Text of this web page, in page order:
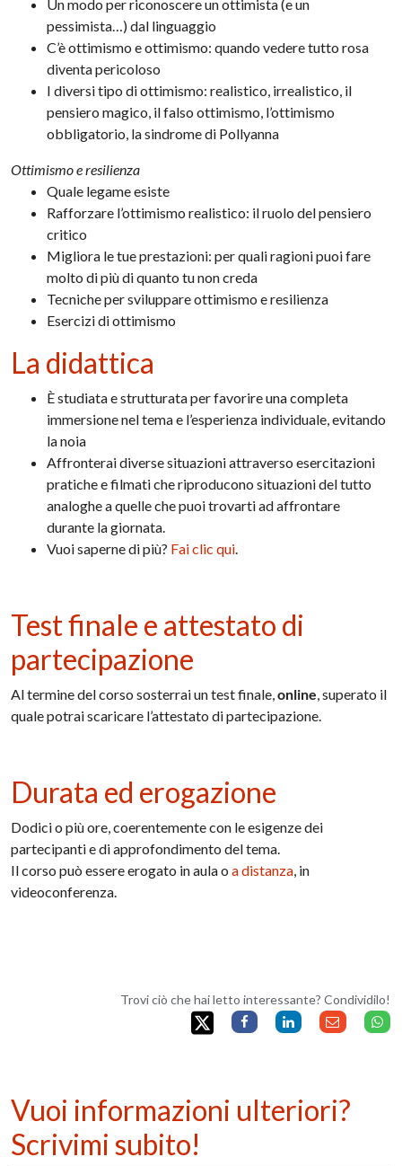
Un modo per riconoscere un ottimista (e un
pessimista…) dal linguaggio
C’è ottimismo e ottimismo: quando vedere tutto rosa
diventa pericoloso
I diversi tipo di ottimismo: realistico, irrealistico, il
pensiero magico, il falso ottimismo, l’ottimismo
obbligatorio, la sindrome di Pollyanna
Ottimismo e resilienza
Quale legame esiste
Rafforzare l’ottimismo realistico: il ruolo del pensiero
critico
Migliora le tue prestazioni: per quali ragioni puoi fare
molto di più di quanto tu non creda
Tecniche per sviluppare ottimismo e resilienza
Esercizi di ottimismo
La didattica
È studiata e strutturata per favorire una completa
immersione nel tema e l’esperienza individuale, evitando
la noia
Affronterai diverse situazioni attraverso esercitazioni
pratiche e filmati che riproducono situazioni del tutto
analoghe a quelle che puoi trovarti ad affrontare
durante la giornata.
Vuoi saperne di più? Fai clic qui.
Test finale e attestato di
partecipazione
Al termine del corso sosterrai un test finale,online, superato il
quale potrai scaricare l’attestato di partecipazione.
Durata ed erogazione
Dodici o più ore, coerentemente con le esigenze dei
partecipanti e di approfondimento del tema.
Il corso può essere erogato in aula oa distanza, in
videoconferenza.
Trovi ciò che hai letto interessante? Condividilo!
Vuoi informazioni ulteriori?
Scrivimi subito!